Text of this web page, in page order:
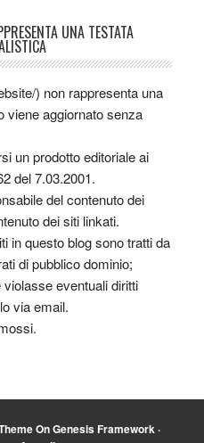
UNA TESTATA
) non rappresenta una
viene aggiornato senza
un prodotto editoriale ai
del 7.03.2001.
del contenuto dei
dei siti linkati.
in questo blog sono tratti da
di pubblico dominio;
eventuali diritti
via email.
OnGenesis Framework·